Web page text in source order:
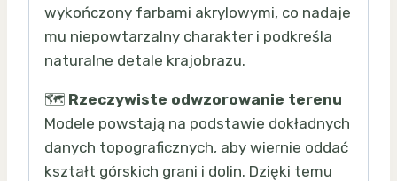
wykończony farbami akrylowymi, co nadaje
mu niepowtarzalny charakter i podkreśla
naturalne detale krajobrazu.
🗺️ Rzeczywiste odwzorowanie terenu
Modele powstają na podstawie dokładnych
danych topograficznych, aby wiernie oddać
kształt górskich grani i dolin. Dzięki temu